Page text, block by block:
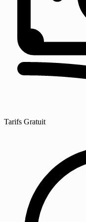
Tarifs Gratuit